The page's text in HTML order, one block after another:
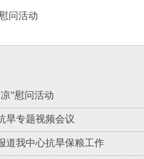
问活动
”慰问活动
旱专题视频会议
道我中心抗旱保粮工作